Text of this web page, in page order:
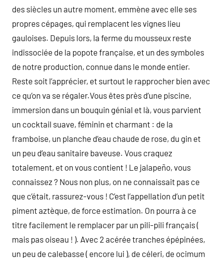
des siècles un autre moment, emmène avec elle ses
propres cépages, qui remplacent les vignes lieu
gauloises. Depuis lors, la ferme du mousseux reste
indissociée de la popote française, et un des symboles
de notre production, connue dans le monde entier.
Reste soit l’apprécier, et surtout le rapprocher bien avec
ce qu’on va se régaler.Vous êtes près d’une piscine,
immersion dans un bouquin génial et là, vous parvient
un cocktail suave, féminin et charmant : de la
framboise, un planche d’eau chaude de rose, du gin et
un peu d’eau sanitaire baveuse. Vous craquez
totalement, et on vous contient ! Le jalapeño, vous
connaissez ? Nous non plus, on ne connaissait pas ce
que c’était, rassurez-vous ! C’est l’appellation d’un petit
piment aztèque, de force estimation. On pourra à ce
titre facilement le remplacer par un pili-pili français (
mais pas oiseau ! ). Avec 2 acérée tranches épépinées,
un peu de calebasse ( encore lui ), de céleri, de ocimum